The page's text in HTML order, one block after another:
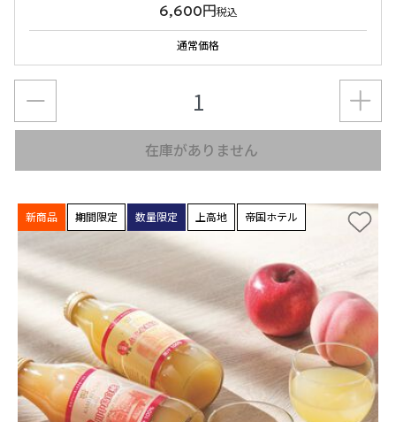
6,600円税込
通常価格
在庫がありません
新商品 期間限定 数量限定 上高地 帝国ホテル